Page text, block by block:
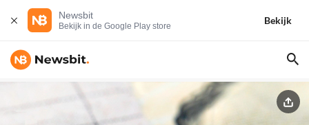
Newsbit
Bekijk in de Google Play store
Bekijk